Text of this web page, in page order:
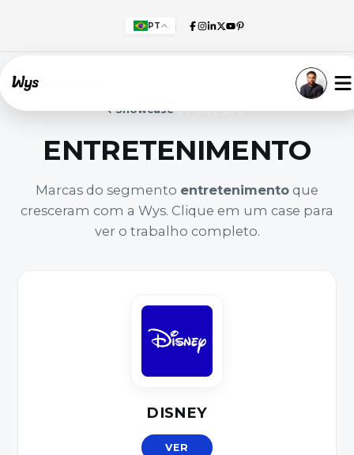
PT
Showcase SEGMENTO
ENTRETENIMENTO
Marcas do segmento entretenimento que
cresceram com a Wys. Clique em um case para
ver o trabalho completo.
DISNEY
VER